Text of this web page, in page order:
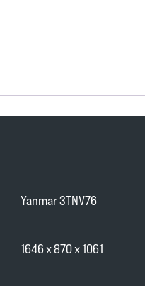
Yanmar 3TNV76
1646 x 870 x 1061